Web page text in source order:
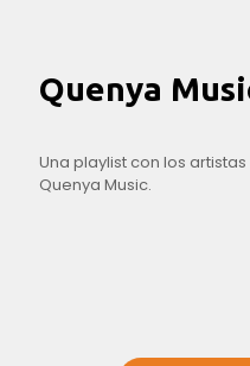
Quenya
Una playlist con los
Quenya Music.